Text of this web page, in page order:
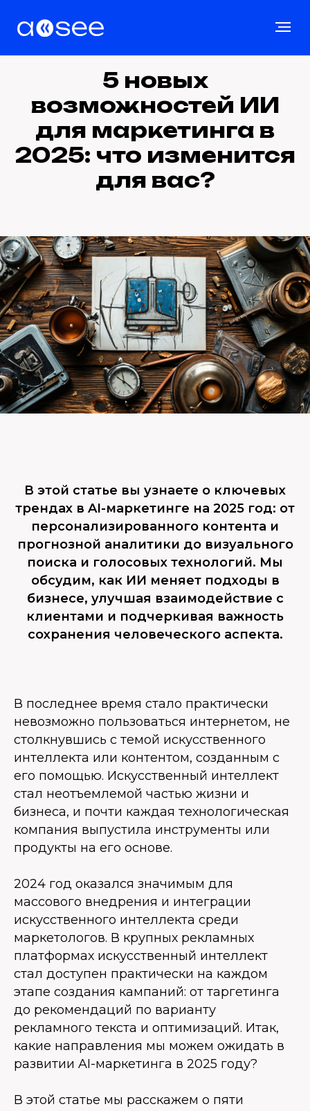
5 новых
возможностей ИИ
для маркетинга в
2025: что изменится
для вас?
В этой статье вы узнаете о ключевых
трендах в AI-маркетинге на 2025 год: от
персонализированного контента и
прогнозной аналитики до визуального
поиска и голосовых технологий. Мы
обсудим, как ИИ меняет подходы в
бизнесе, улучшая взаимодействие с
клиентами и подчеркивая важность
сохранения человеческого аспекта.
В последнее время стало практически
невозможно пользоваться интернетом, не
столкнувшись с темой искусственного
интеллекта или контентом, созданным с
его помощью. Искусственный интеллект
стал неотъемлемой частью жизни и
бизнеса, и почти каждая технологическая
компания выпустила инструменты или
продукты на его основе.
2024 год оказался значимым для
массового внедрения и интеграции
искусственного интеллекта среди
маркетологов. В крупных рекламных
платформах искусственный интеллект
стал доступен практически на каждом
этапе создания кампаний: от таргетинга
до рекомендаций по варианту
рекламного текста и оптимизаций. Итак,
какие направления мы можем ожидать в
развитии AI-маркетинга в 2025 году?
В этой статье мы расскажем о пяти